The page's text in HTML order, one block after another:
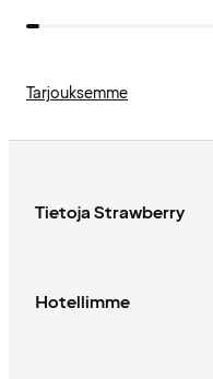
Tarjouksemme
Tietoja Strawberry
Hotellimme